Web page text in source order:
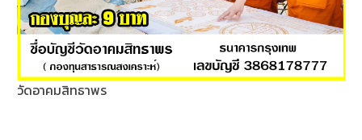
วัดอาคมสิทธาพร